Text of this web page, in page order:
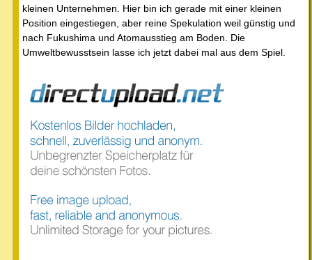
kleinen Unternehmen. Hier bin ich gerade mit einer kleinen
Position eingestiegen, aber reine Spekulation weil günstig und
nach Fukushima und Atomausstieg am Boden. Die
Umweltbewusstsein lasse ich jetzt dabei mal aus dem Spiel.